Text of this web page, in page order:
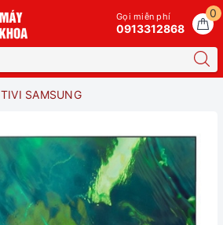
0
Gọi miễn phí
0913312868
TIVI SAMSUNG